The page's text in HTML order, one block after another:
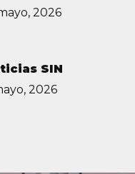
2026
SIN
2026